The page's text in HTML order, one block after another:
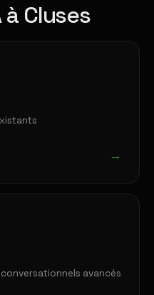
Cluses
→
avancés